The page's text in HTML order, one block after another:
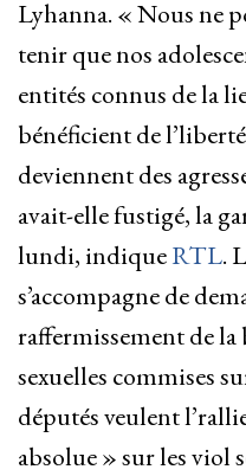
Lyhanna. « Nous ne
tenir que nos
entités connus de la
bénéficient de
deviennent des
avait-elle fustigé, la
lundi, indiqueRTL.
s’accompagne de
raffermissement de
sexuelles commises
députés veulent
absolue » sur les viol